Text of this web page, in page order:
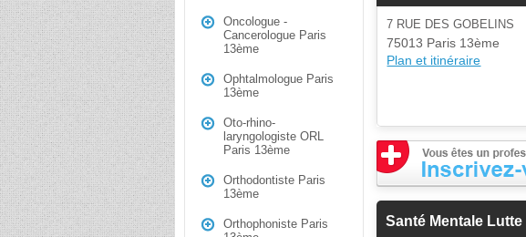
Oncologue -
Cancerologue Paris
13ème
Ophtalmologue Paris
13ème
Oto-rhino-
laryngologiste ORL
Paris 13ème
Orthodontiste Paris
13ème
Orthophoniste Paris
7 RUE DES GOBELINS
75013 Paris 13ème
Plan et itinéraire
Santé Mentale